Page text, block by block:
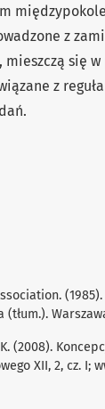
z
się
z
(tłum.).
(2008).
XII, 2, cz. I;